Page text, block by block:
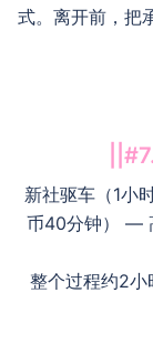
式。离开前，把
新社驱车（1小
币40分钟） —
整个过程约2